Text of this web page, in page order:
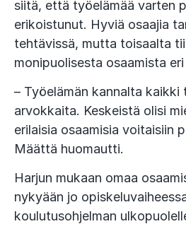
siitä, että työelämää varten
erikoistunut. Hyviä osaajia
tehtävissä, mutta toisaalta
monipuolisesta osaamista
– Työelämän kannalta
arvokkaita. Keskeistä olisi
erilaisia osaamisia voitaisiin
Määttä huomautti.
Harjun mukaan omaa
nykyään jo
koulutusohjelman